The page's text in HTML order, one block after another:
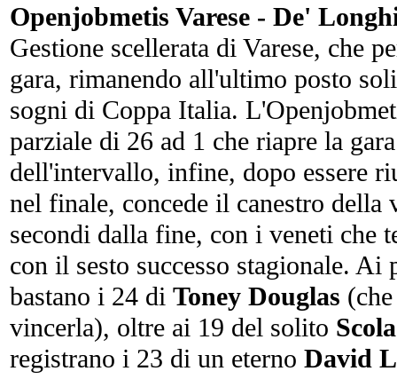
Openjobmetis Varese - De'
Gestione scellerata di Varese, che
gara, rimanendo all'ultimo posto
sogni di Coppa Italia.
parziale di 26 ad 1 che riapre la
dell'intervallo, infine, dopo essere
nel finale, concede il canestro della
secondi dalla fine, con i veneti che
con il sesto successo stagionale. Ai
bastano i 24 di Toney Douglas
vincerla), oltre ai 19 del solito Scola
registrano i 23 di un eterno David